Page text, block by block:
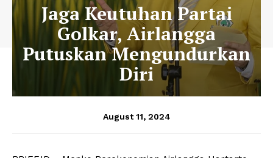
Jaga Keutuhan Partai
Golkar, Airlangga
Putuskan Mengundurkan
Diri
August 11, 2024